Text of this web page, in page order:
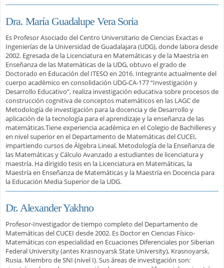
Dra. María Guadalupe Vera Soria
Es Profesor Asociado del Centro Universitario de Ciencias Exactas e
Ingenierías de la Universidad de Guadalajara (UDG), donde labora desde
2002. Egresada de la Licenciatura en Matemáticas y de la Maestría en
Enseñanza de las Matemáticas de la UDG, obtuvo el grado de
Doctorado en Educación del ITESO en 2016. Integrante actualmente del
cuerpo académico en consolidación UDG-CA-177 “Investigación y
Desarrollo Educativo”, realiza investigación educativa sobre procesos de
construcción cognitiva de conceptos matemáticos en las LAGC de
Metodología de investigación para la docencia y de Desarrollo y
aplicación de la tecnología para el aprendizaje y la enseñanza de las
matemáticas.Tiene experiencia académica en el Colegio de Bachilleres y
en nivel superior en el Departamento de Matemáticas del CUCEI,
impartiendo cursos de Álgebra Lineal, Metodología de la Enseñanza de
las Matemáticas y Cálculo Avanzado a estudiantes de licenciatura y
maestría. Ha dirigido tesis en la Licenciatura en Matemáticas, la
Maestría en Enseñanza de Matemáticas y la Maestría en Docencia para
la Educación Media Superior de la UDG.
Dr. Alexander Yakhno
Profesor-Investigador de tiempo completo del Departamento de
Matemáticas del CUCEI desde 2002. Es Doctor en Ciencias Físico-
Matemáticas con especialidad en Ecuaciones Diferenciales por Siberian
Federal University (antes Krasnoyarsk State University), Krasnoyarsk,
Rusia. Miembro de SNI (nivel I). Sus áreas de investigación son: